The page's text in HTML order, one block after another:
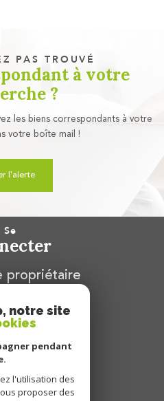
PAS TROUVÉ
à votre
?
les biens correspondants à votre
votre boîte mail !
l'alerte
se
propriétaire
nous
nous
notre site
pendant
l'utilisation des
proposer des